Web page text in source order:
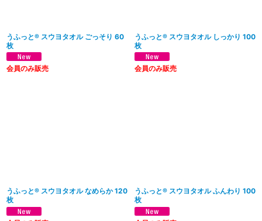
うふっと® スウヨタオル ごっそり 60
枚
会員のみ販売
うふっと® スウヨタオル しっかり 100
枚
会員のみ販売
うふっと® スウヨタオル なめらか 120
枚
うふっと® スウヨタオル ふんわり 100
枚